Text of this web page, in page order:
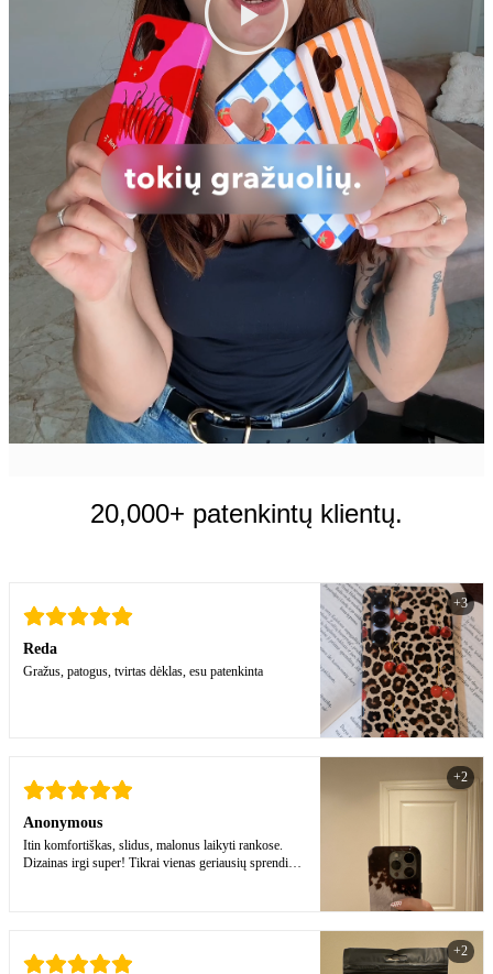
20,000+ patenkintų klientų.
Reda
Gražus, patogus, tvirtas dėklas, esu patenkinta
+3
Anonymous
Itin komfortiškas, slidus, malonus laikyti rankose.
Dizainas irgi super! Tikrai vienas geriausių sprendimų
+2
+2